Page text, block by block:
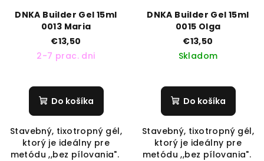
DNKA Builder Gel 15ml
0013 Maria
€13,50
2-7 prac. dni
Do košíka
Stavebný, tixotropný gél,
ktorý je ideálny pre
metódu ,,bez pílovania".
DNKA Builder Gel 15ml
0015 Olga
€13,50
Skladom
Do košíka
Stavebný, tixotropný gél,
ktorý je ideálny pre
metódu ,,bez pílovania".